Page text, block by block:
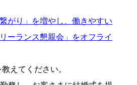
がり」を増やし、働きやすい
ーランス懇親会」をオフライ
えてください。